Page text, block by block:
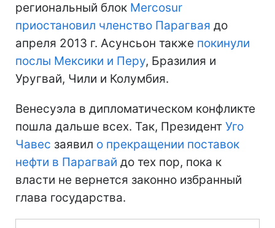
региональный блок Mercosur
приостановил членство Парагвая до
апреля 2013 г. Асунсьон также покинули
послы Мексики и Перу, Бразилия и
Уругвай, Чили и Колумбия.
Венесуэла в дипломатическом конфликте
пошла дальше всех. Так, Президент Уго
Чавес заявил о прекращении поставок
нефти в Парагвай до тех пор, пока к
власти не вернется законно избранный
глава государства.